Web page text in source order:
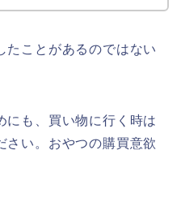
たことがあるのではない
にも、買い物に行く時は
さい。おやつの購買意欲